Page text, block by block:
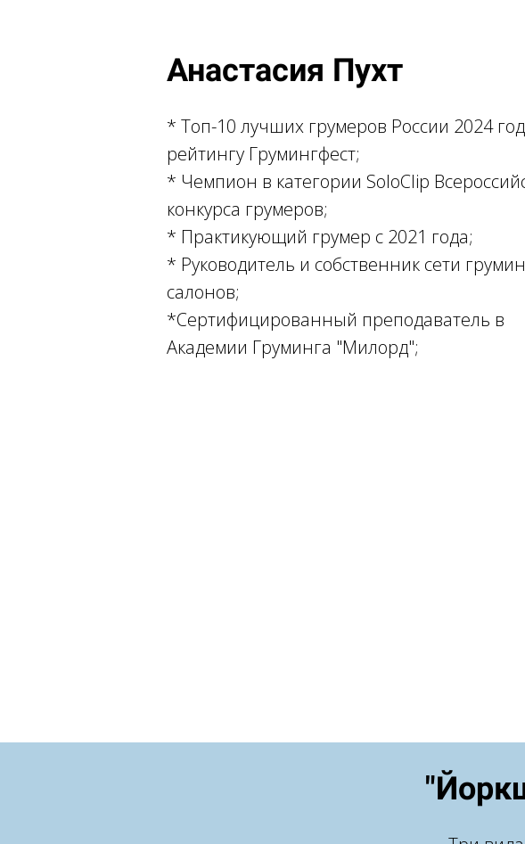
Анастасия Пухт
* Топ-10 лучших грумеров России 2024
рейтингу Грумингфест;
* Чемпион в категории SoloClip
конкурса грумеров;
* Практикующий грумер с 2021 года;
* Руководитель и собственник сети
салонов;
*Сертифицированный преподаватель в
Академии Груминга "Милорд";